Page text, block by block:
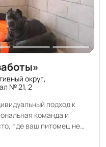
округ,
№ 21, 2
подход к
команда и
где ваш питомец не